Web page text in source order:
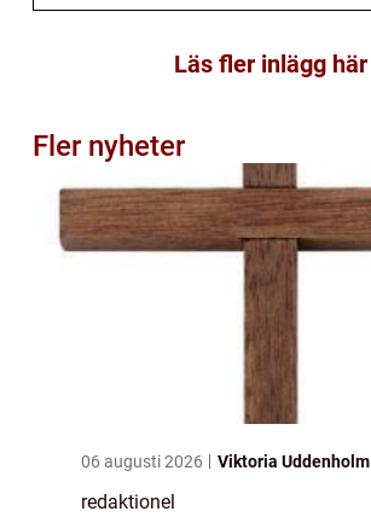
Läs fler inlägg här
Fler nyheter
06 augusti 2026 Viktoria Uddenholm
redaktionel